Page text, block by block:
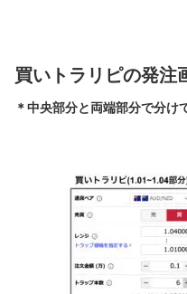
買いトラリピの発注
＊中央部分と両端部分で分け